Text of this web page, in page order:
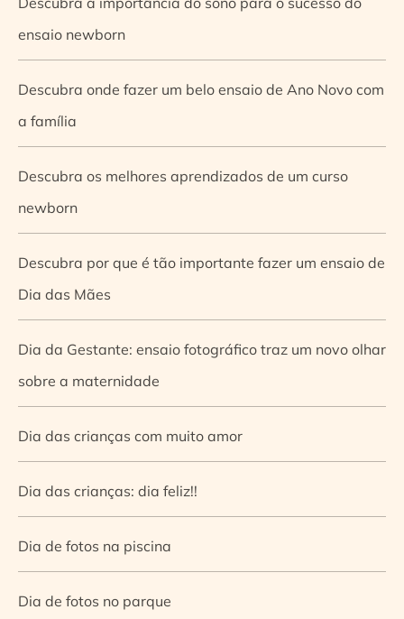
ensaio newborn
Descubra onde fazer um belo ensaio de Ano Novo com
a família
Descubra os melhores aprendizados de um curso
newborn
Descubra por que é tão importante fazer um ensaio de
Dia das Mães
Dia da Gestante: ensaio fotográfico traz um novo olhar
sobre a maternidade
Dia das crianças com muito amor
Dia das crianças: dia feliz!!
Dia de fotos na piscina
Dia de fotos no parque